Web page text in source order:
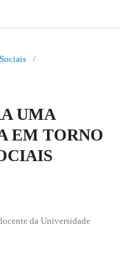
/
UMA
EM TORNO
da Universidade